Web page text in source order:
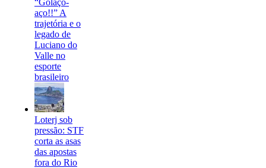
aço!!” A
trajetória e o
legado de
Luciano do
Valle no
esporte
brasileiro
Loterj sob
pressão: STF
corta as asas
das apostas
fora do Rio